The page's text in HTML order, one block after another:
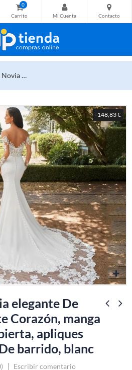
0
Novia
-148,83 €
elegante De
Corazón, manga
apliques
barrido, blanc
) Escribir comentario